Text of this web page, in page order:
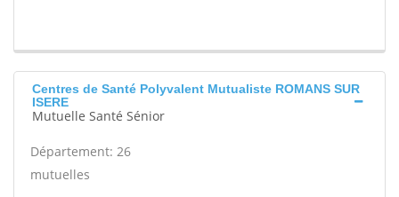
Centres de Santé Polyvalent Mutualiste ROMANS SUR
ISERE
Mutuelle Santé Sénior
Département: 26
mutuelles